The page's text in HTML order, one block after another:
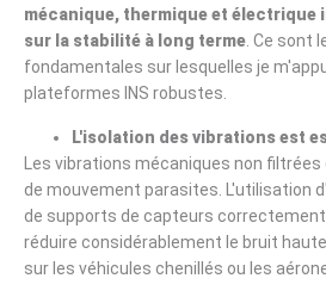
mécanique, thermique et
sur la stabilité à long terme . Ce sont
fondamentales sur lesquelles je
plateformes INS robustes.
L'isolation des vibrations est
Les vibrations mécaniques non
de mouvement parasites. L'utilisation
de supports de capteurs
réduire considérablement le bruit
sur les véhicules chenillés ou les